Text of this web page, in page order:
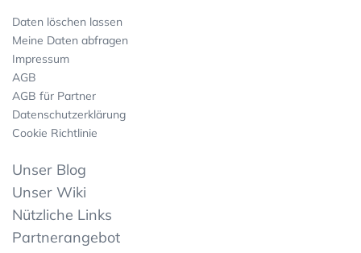
Daten löschen lassen
Meine Daten abfragen
Impressum
AGB
AGB für Partner
Datenschutzerklärung
Cookie Richtlinie
Unser Blog
Unser Wiki
Nützliche Links
Partnerangebot